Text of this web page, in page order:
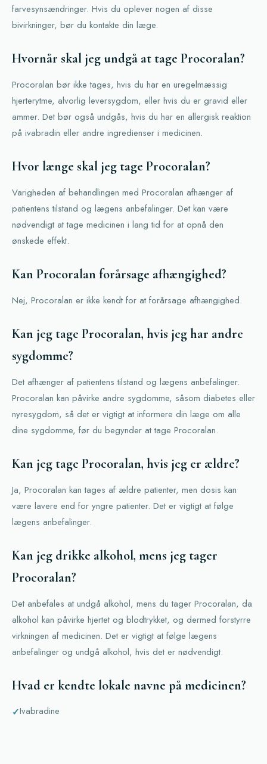
farvesynsændringer. Hvis du oplever nogen af disse
bivirkninger, bør du kontakte din læge.
Hvornår skal jeg undgå at tage Procoralan?
Procoralan bør ikke tages, hvis du har en uregelmæssig
hjerterytme, alvorlig leversygdom, eller hvis du er gravid eller
ammer. Det bør også undgås, hvis du har en allergisk reaktion
på ivabradin eller andre ingredienser i medicinen.
Hvor længe skal jeg tage Procoralan?
Varigheden af behandlingen med Procoralan afhænger af
patientens tilstand og lægens anbefalinger. Det kan være
nødvendigt at tage medicinen i lang tid for at opnå den
ønskede effekt.
Kan Procoralan forårsage afhængighed?
Nej, Procoralan er ikke kendt for at forårsage afhængighed.
Kan jeg tage Procoralan, hvis jeg har andre
sygdomme?
Det afhænger af patientens tilstand og lægens anbefalinger.
Procoralan kan påvirke andre sygdomme, såsom diabetes eller
nyresygdom, så det er vigtigt at informere din læge om alle
dine sygdomme, før du begynder at tage Procoralan.
Kan jeg tage Procoralan, hvis jeg er ældre?
Ja, Procoralan kan tages af ældre patienter, men dosis kan
være lavere end for yngre patienter. Det er vigtigt at følge
lægens anbefalinger.
Kan jeg drikke alkohol, mens jeg tager
Procoralan?
Det anbefales at undgå alkohol, mens du tager Procoralan, da
alkohol kan påvirke hjertet og blodtrykket, og dermed forstyrre
virkningen af medicinen. Det er vigtigt at følge lægens
anbefalinger og undgå alkohol, hvis det er nødvendigt.
Hvad er kendte lokale navne på medicinen?
Ivabradine